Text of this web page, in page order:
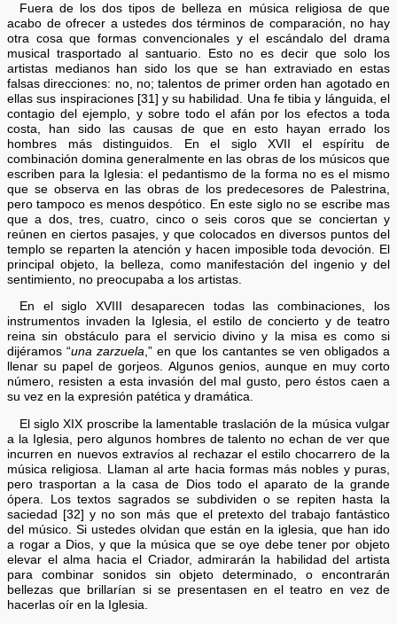
Fuera de los dos tipos de belleza en música religiosa de que
acabo de ofrecer a ustedes dos términos de comparación, no hay
otra cosa que formas convencionales y el escándalo del drama
musical trasportado al santuario. Esto no es decir que solo los
artistas medianos han sido los que se han extraviado en estas
falsas direcciones: no, no; talentos de primer orden han agotado en
ellas sus inspiraciones [31] y su habilidad. Una fe tibia y lánguida, el
contagio del ejemplo, y sobre todo el afán por los efectos a toda
costa, han sido las causas de que en esto hayan errado los
hombres más distinguidos. En el siglo XVII el espíritu de
combinación domina generalmente en las obras de los músicos que
escriben para la Iglesia: el pedantismo de la forma no es el mismo
que se observa en las obras de los predecesores de Palestrina,
pero tampoco es menos despótico. En este siglo no se escribe mas
que a dos, tres, cuatro, cinco o seis coros que se conciertan y
reúnen en ciertos pasajes, y que colocados en diversos puntos del
templo se reparten la atención y hacen imposible toda devoción. El
principal objeto, la belleza, como manifestación del ingenio y del
sentimiento, no preocupaba a los artistas.
En el siglo XVIII desaparecen todas las combinaciones, los
instrumentos invaden la Iglesia, el estilo de concierto y de teatro
reina sin obstáculo para el servicio divino y la misa es como si
dijéramos “una zarzuela,” en que los cantantes se ven obligados a
llenar su papel de gorjeos. Algunos genios, aunque en muy corto
número, resisten a esta invasión del mal gusto, pero éstos caen a
su vez en la expresión patética y dramática.
El siglo XIX proscribe la lamentable traslación de la música vulgar
a la Iglesia, pero algunos hombres de talento no echan de ver que
incurren en nuevos extravíos al rechazar el estilo chocarrero de la
música religiosa. Llaman al arte hacia formas más nobles y puras,
pero trasportan a la casa de Dios todo el aparato de la grande
ópera. Los textos sagrados se subdividen o se repiten hasta la
saciedad [32] y no son más que el pretexto del trabajo fantástico
del músico. Si ustedes olvidan que están en la iglesia, que han ido
a rogar a Dios, y que la música que se oye debe tener por objeto
elevar el alma hacia el Criador, admirarán la habilidad del artista
para combinar sonidos sin objeto determinado, o encontrarán
bellezas que brillarían si se presentasen en el teatro en vez de
hacerlas oír en la Iglesia.